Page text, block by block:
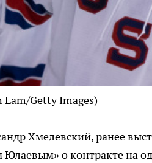
Lam/Getty Images)
Хмелевский, ранее
о контракте на